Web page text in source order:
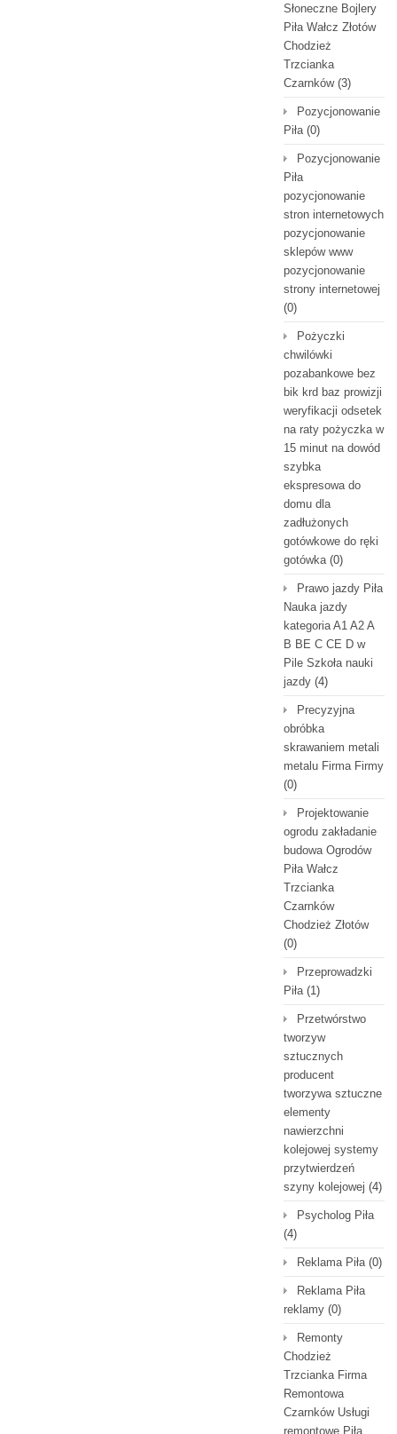
Słoneczne Bojlery
Piła Wałcz Złotów
Chodzież
Trzcianka
Czarnków(3)
Pozycjonowanie
Piła(0)
Pozycjonowanie
Piła
pozycjonowanie
stron internetowych
pozycjonowanie
sklepów www
pozycjonowanie
strony internetowej
(0)
Pożyczki
chwilówki
pozabankowe bez
bik krd baz prowizji
weryfikacji odsetek
na raty pożyczka w
15 minut na dowód
szybka
ekspresowa do
domu dla
zadłużonych
gotówkowe do ręki
gotówka(0)
Prawo jazdy Piła
Nauka jazdy
kategoria A1 A2 A
B BE C CE D‎ w
Pile Szkoła nauki
jazdy (4)
Precyzyjna
obróbka
skrawaniem metali
metalu Firma Firmy
(0)
Projektowanie
ogrodu zakładanie
budowa Ogrodów
Piła Wałcz
Trzcianka
Czarnków
Chodzież Złotów
(0)
Przeprowadzki
Piła(1)
Przetwórstwo
tworzyw
sztucznych
producent
tworzywa sztuczne
elementy
nawierzchni
kolejowej systemy
przytwierdzeń
szyny kolejowej (4)
Psycholog Piła
(4)
Reklama Piła(0)
Reklama Piła
reklamy (0)
Remonty
Chodzież
Trzcianka Firma
Remontowa
Czarnków Usługi
remontowe Piła